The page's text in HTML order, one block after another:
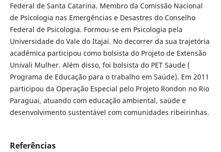
Federal de Santa Catarina. Membro da Comissão Nacional
de Psicologia nas Emergências e Desastres do Conselho
Federal de Psicologia. Formou-se em Psicologia pela
Universidade do Vale do Itajaí. No decorrer da sua trajetória
acadêmica participou como bolsista do Projeto de Extensão
Univali Mulher. Além disso, foi bolsista do PET Saude (
Programa de Educação para o trabalho em Saúde). Em 2011
participou da Operação Especial pelo Projeto Rondon no Rio
Paraguai, atuando com educação ambiental, saúde e
desenvolvimento sustentável com comunidades ribeirinhas.
Referências